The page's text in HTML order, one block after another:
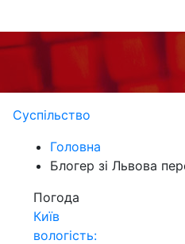
Суспільство
Головна
Блогер зі Львова
Погода
Київ
вологість: